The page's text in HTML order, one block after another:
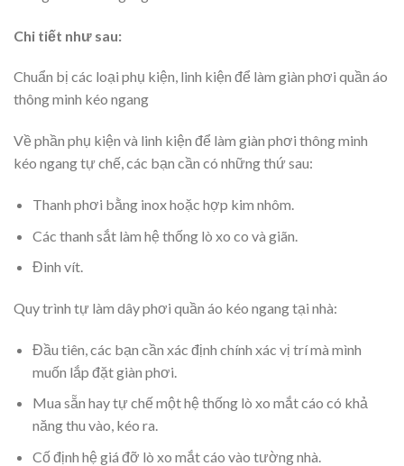
Chi tiết như sau:
Chuẩn bị các loại phụ kiện, linh kiện để làm giàn phơi quần áo
thông minh kéo ngang
Về phần phụ kiện và linh kiện để làm giàn phơi thông minh
kéo ngang tự chế, các bạn cần có những thứ sau:
Thanh phơi bằng inox hoặc hợp kim nhôm.
Các thanh sắt làm hệ thống lò xo co và giãn.
Đinh vít.
Quy trình tự làm dây phơi quần áo kéo ngang tại nhà:
Đầu tiên, các bạn cần xác định chính xác vị trí mà mình
muốn lắp đặt giàn phơi.
Mua sẵn hay tự chế một hệ thống lò xo mắt cáo có khả
năng thu vào, kéo ra.
Cố định hệ giá đỡ lò xo mắt cáo vào tường nhà.